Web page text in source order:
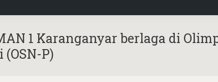
1 Karanganyar berlaga di
P)